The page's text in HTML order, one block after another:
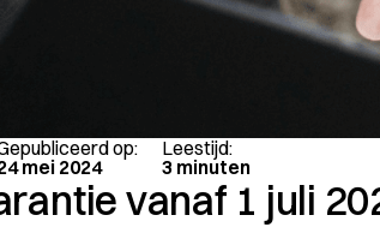
op:
mei 2024
Leestijd:
3 minuten
vanaf 1 juli